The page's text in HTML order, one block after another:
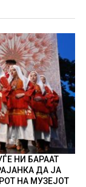
НИ БАРААТ
ДА ЈА
НА МУЗЕЈОТ